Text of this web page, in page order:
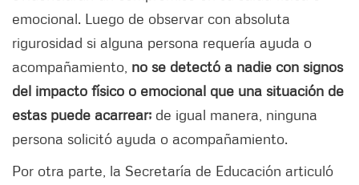
emocional. Luego de observar con absoluta
rigurosidad si alguna persona requería ayuda o
acompañamiento, no se detectó a nadie con signos
del impacto físico o emocional que una situación de
estas puede acarrear; de igual manera, ninguna
persona solicitó ayuda o acompañamiento.
Por otra parte, la Secretaría de Educación articuló